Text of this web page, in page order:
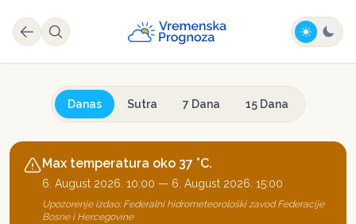
Danas Sutra 7 Dana 15 Dana
Max temperatura oko 37 °C.
6. August 2026. 10:00 — 6. August 2026. 15:00
Upozorenje izdao: Federalni hidrometeorološki zavod Federacije
Bosne i Hercegovine